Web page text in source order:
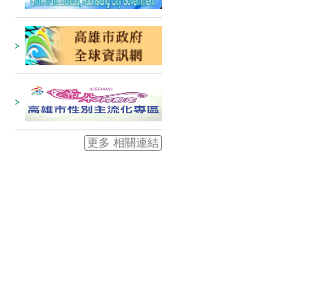
更多 相關連結